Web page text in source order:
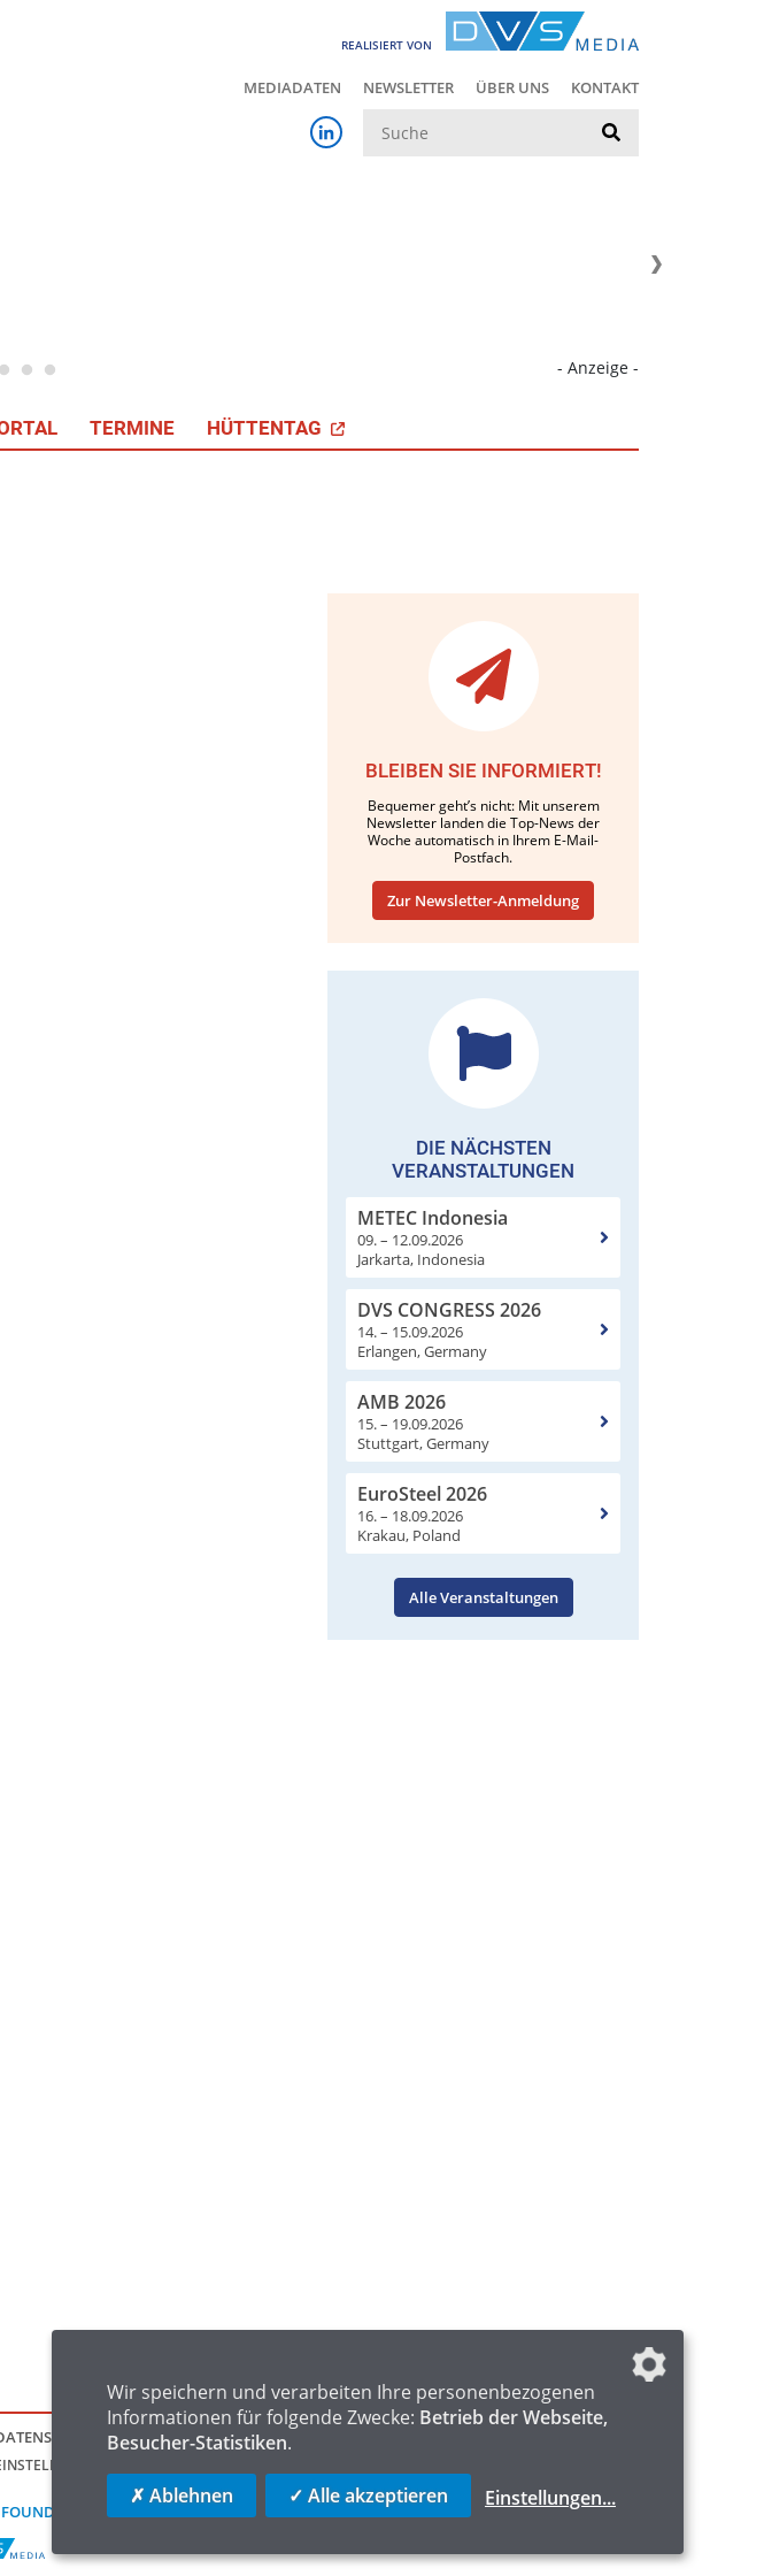
REALISIERT VON
MEDIADATEN NEWSLETTER ÜBER UNS KONTAKT
- Anzeige -
TERMINE HÜTTENTAG
BLEIBEN SIE INFORMIERT!
Bequemer geht’s nicht: Mit unserem
Newsletter landen die Top-News der
Woche automatisch in Ihrem E-Mail-
Postfach.
Zur Newsletter-Anmeldung
DIE NÄCHSTEN
VERANSTALTUNGEN
METEC Indonesia
09. – 12.09.2026
Jarkarta, Indonesia
DVS CONGRESS 2026
14. – 15.09.2026
Erlangen, Germany
AMB 2026
15. – 19.09.2026
Stuttgart, Germany
EuroSteel 2026
16. – 18.09.2026
Krakau, Poland
Alle Veranstaltungen
IMPRESSUM FAQ
HOME OF LOGISTICS
Wir speichern und verarbeiten Ihre personenbezogenen
Informationen für folgende Zwecke: Betrieb der Webseite,
Besucher-Statistiken.
✗ Ablehnen ✓ Alle akzeptieren Einstellungen...